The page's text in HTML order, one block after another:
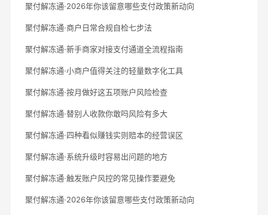
聚付解冻通·2026年你该留意哪些支付政策新动向
聚付解冻通·商户日常合规自检七步法
聚付解冻通·新手商家对接支付通道全流程指南
聚付解冻通·小商户值得关注的轻量数字化工具
聚付解冻通·按月做好这五项账户风险检查
聚付解冻通·替别人收款你敢吗风险有多大
聚付解冻通·四种看似赚钱实则赔本的经营误区
聚付解冻通·系统升级时容易出问题的地方
聚付解冻通·触发账户风控的常见操作要避免
聚付解冻通·2026年你该留意哪些支付政策新动向